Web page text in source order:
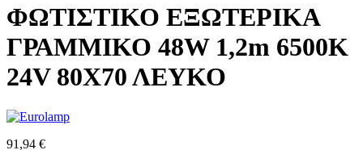
ΦΩΤΙΣΤΙΚΟ ΕΞΩΤΕΡΙΚΑ
ΓΡΑΜΜΙΚΟ 48W 1,2m 6500K
24V 80Χ70 ΛΕΥΚΟ
91,94 €